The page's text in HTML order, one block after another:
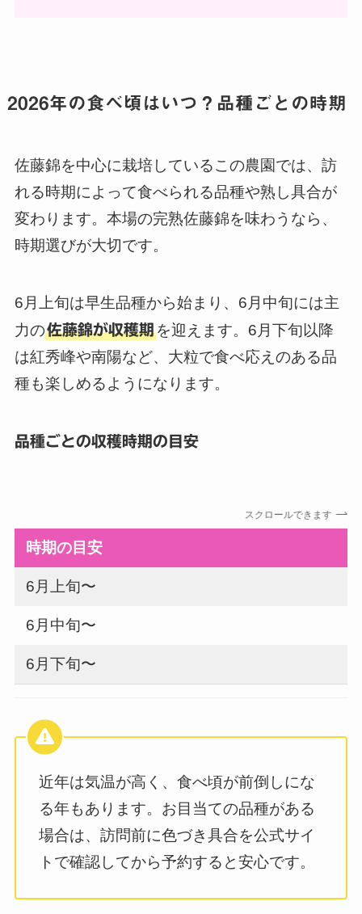
2026年の食べ頃はいつ？品種ごとの時期
佐藤錦を中心に栽培しているこの農園では、訪
れる時期によって食べられる品種や熟し具合が
変わります。本場の完熟佐藤錦を味わうなら、
時期選びが大切です。
6月上旬は早生品種から始まり、6月中旬には主
力の佐藤錦が収穫期を迎えます。6月下旬以降
は紅秀峰や南陽など、大粒で食べ応えのある品
種も楽しめるようになります。
品種ごとの収穫時期の目安
スクロールできます
時期の目安
6月上旬〜
6月中旬〜
6月下旬〜
近年は気温が高く、食べ頃が前倒しにな
る年もあります。お目当ての品種がある
場合は、訪問前に色づき具合を公式サイ
トで確認してから予約すると安心です。